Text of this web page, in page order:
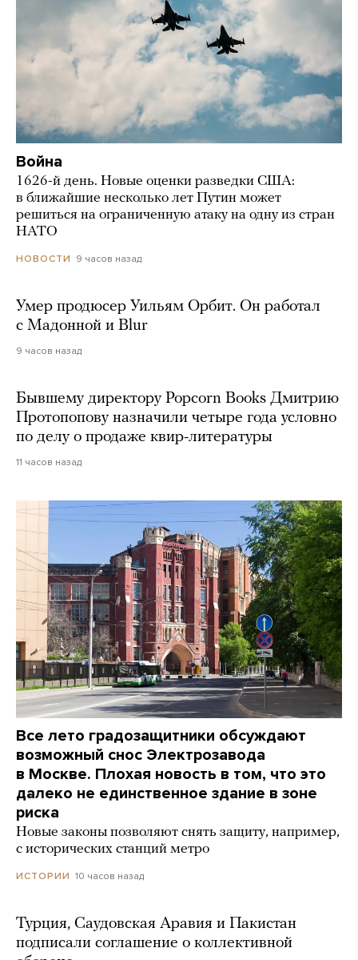
Война
1626-й день. Новые оценки разведки США:
в ближайшие несколько лет Путин может
решиться на ограниченную атаку на одну из стран
НАТО
НОВОСТИ 9 часов назад
Умер продюсер Уильям Орбит. Он работал
с Мадонной и Blur
9 часов назад
Бывшему директору Popcorn Books Дмитрию
Протопопову назначили четыре года условно
по делу о продаже квир-литературы
11 часов назад
Все лето градозащитники обсуждают
возможный снос Электрозавода
в Москве. Плохая новость в том, что это
далеко не единственное здание в зоне
риска
Новые законы позволяют снять защиту, например,
с исторических станций метро
ИСТОРИИ 10 часов назад
Турция, Саудовская Аравия и Пакистан
подписали соглашение о коллективной